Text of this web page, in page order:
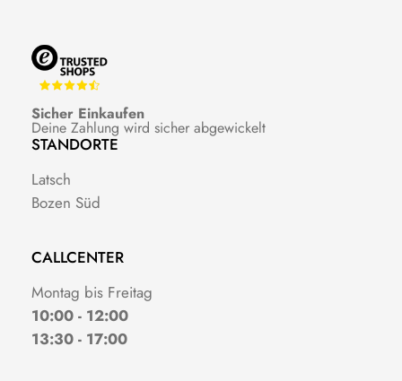
Sicher Einkaufen
Deine Zahlung wird sicher abgewickelt
STANDORTE
Latsch
Bozen Süd
CALLCENTER
Montag bis Freitag
10:00 - 12:00
13:30 - 17:00